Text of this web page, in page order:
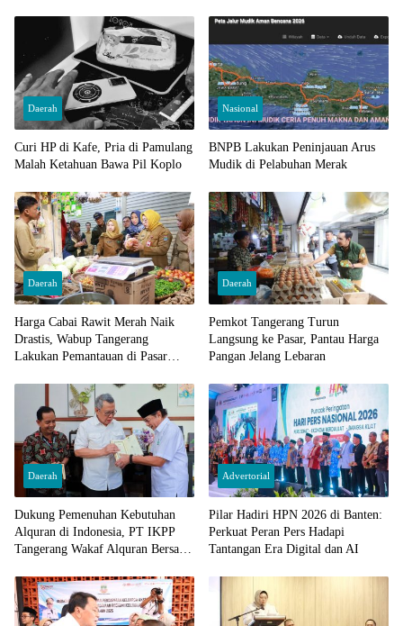
Daerah
Curi HP di Kafe, Pria di Pamulang
Malah Ketahuan Bawa Pil Koplo
Nasional
BNPB Lakukan Peninjauan Arus
Mudik di Pelabuhan Merak
Daerah
Harga Cabai Rawit Merah Naik
Drastis, Wabup Tangerang
Lakukan Pemantauan di Pasar
Daerah
Pemkot Tangerang Turun
Langsung ke Pasar, Pantau Harga
Pangan Jelang Lebaran
Daerah
Dukung Pemenuhan Kebutuhan
Alquran di Indonesia, PT IKPP
Tangerang Wakaf Alquran Bersama
Advertorial
Pilar Hadiri HPN 2026 di Banten:
Perkuat Peran Pers Hadapi
Tantangan Era Digital dan AI